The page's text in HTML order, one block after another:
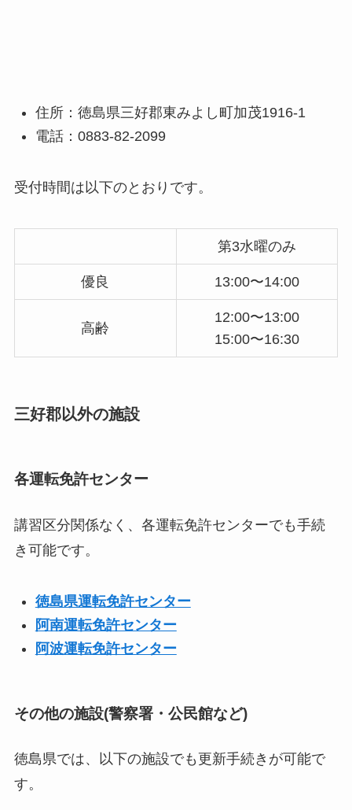
住所：徳島県三好郡東みよし町加茂1916-1
電話：0883-82-2099
受付時間は以下のとおりです。
第3水曜のみ
優良 13:00〜14:00
高齢
12:00〜13:00
15:00〜16:30
三好郡以外の施設
各運転免許センター
講習区分関係なく、各運転免許センターでも手続
き可能です。
徳島県運転免許センター
阿南運転免許センター
阿波運転免許センター
その他の施設(警察署・公民館など)
徳島県では、以下の施設でも更新手続きが可能で
す。